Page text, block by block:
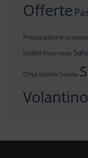
Offerte
Preparazione
bollini Ricorrenze
Orsa Sconti Scuola
Volantino